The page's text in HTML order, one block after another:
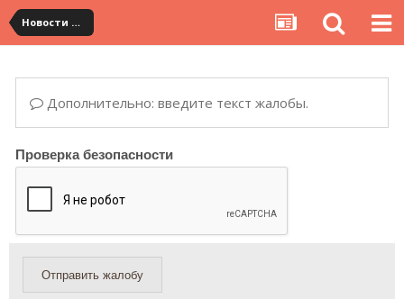
Новости сервиса
Дополнительно: введите текст жалобы.
Проверка безопасности
Отправить жалобу